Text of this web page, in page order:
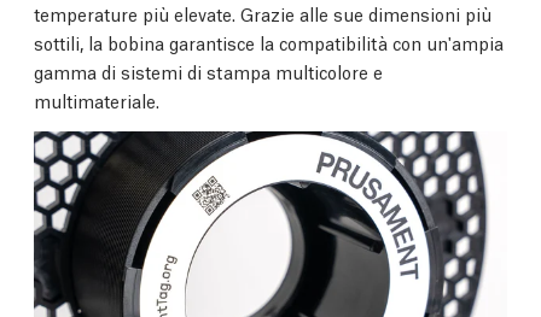
temperature più elevate. Grazie alle sue dimensioni più
sottili, la bobina garantisce la compatibilità con un'ampia
gamma di sistemi di stampa multicolore e
multimateriale.